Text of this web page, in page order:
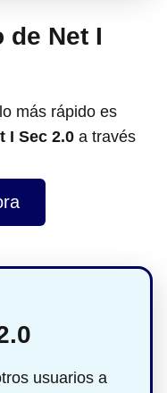
de Net I
más rápido es
I Sec 2.0 a través
usuarios a